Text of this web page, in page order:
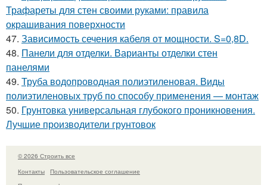
Трафареты для стен своими руками: правила
окрашивания поверхности
47. Зависимость сечения кабеля от мощности. S=0,8D.
48. Панели для отделки. Варианты отделки стен
панелями
49. Труба водопроводная полиэтиленовая. Виды
полиэтиленовых труб по способу применения — монтаж
50. Грунтовка универсальная глубокого проникновения.
Лучшие производители грунтовок
© 2026 Строить все
Контакты
Пользовательское соглашение